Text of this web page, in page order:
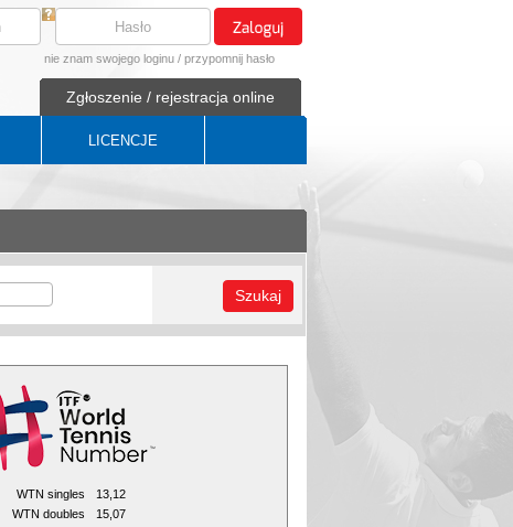
nie znam swojego loginu / przypomnij hasło
Zgłoszenie / rejestracja online
LICENCJE
Szukaj
WTN singles
13,12
WTN doubles
15,07